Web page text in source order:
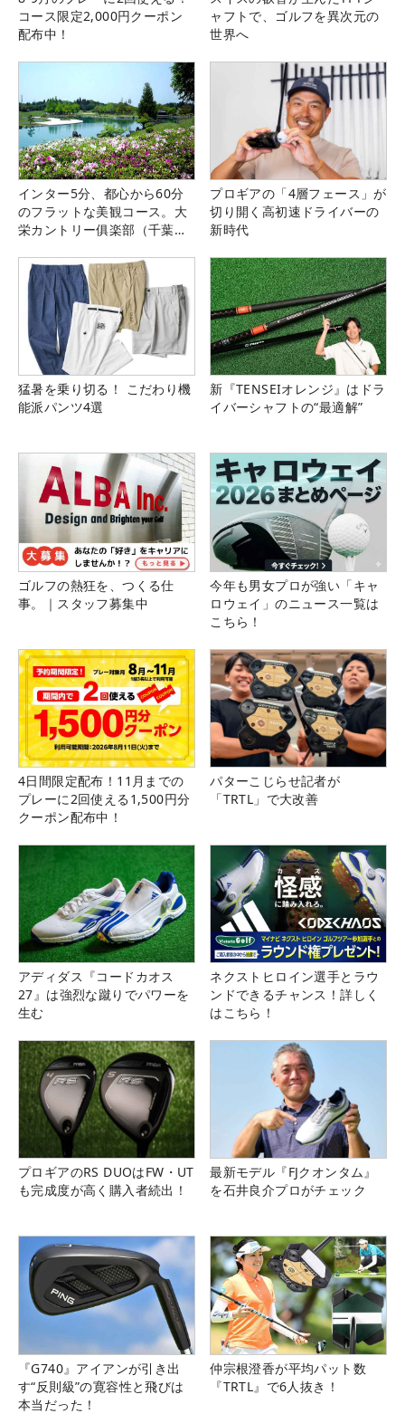
コース限定2,000円クーポン
配布中！
ャフトで、ゴルフを異次元の
世界へ
インター5分、都心から60分
のフラットな美観コース。大
栄カントリー俱楽部（千葉
プロギアの「4層フェース」が
切り開く高初速ドライバーの
新時代
猛暑を乗り切る！ こだわり機
能派パンツ4選
新『TENSEIオレンジ』はドラ
イバーシャフトの“最適解”
ゴルフの熱狂を、つくる仕
事。｜スタッフ募集中
今年も男女プロが強い「キャ
ロウェイ」のニュース一覧は
こちら！
4日間限定配布！11月までの
プレーに2回使える1,500円分
クーポン配布中！
パターこじらせ記者が
「TRTL」で大改善
アディダス『コードカオス
27』は強烈な蹴りでパワーを
生む
ネクストヒロイン選手とラウ
ンドできるチャンス！詳しく
はこちら！
プロギアのRS DUOはFW・UT
も完成度が高く購入者続出！
最新モデル『FJクオンタム』
を石井良介プロがチェック
『G740』アイアンが引き出
す“反則級”の寛容性と飛びは
本当だった！
仲宗根澄香が平均パット数
『TRTL』で6人抜き！